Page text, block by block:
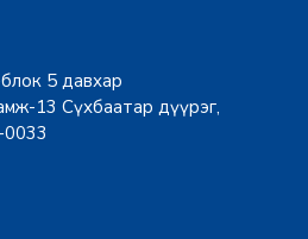
5 давхар
13 Сүхбаатар дүүрэг,